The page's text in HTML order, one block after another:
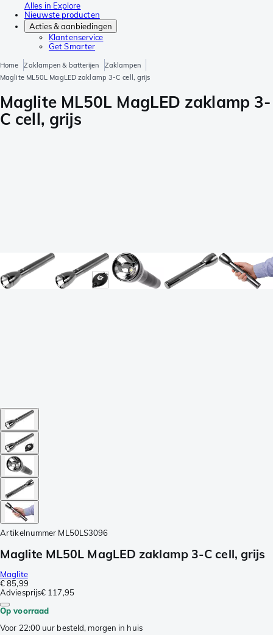
Alles in Explore
Nieuwste producten
Acties & aanbiedingen
Klantenservice
Get Smarter
Home Zaklampen & batterijen
Zaklampen
Maglite ML50L MagLED zaklamp 3-C cell, grijs
Maglite ML50L MagLED zaklamp 3-
C cell, grijs
Artikelnummer ML50LS3096
Maglite ML50L MagLED zaklamp 3-C cell, grijs
Maglite
€ 85,99
Adviesprijs€ 117,95
Op voorraad
Voor 22:00 uur besteld, morgen in huis